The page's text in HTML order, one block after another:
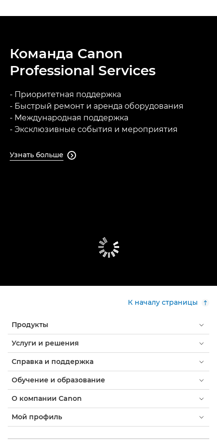
Команда Canon
Professional Services
- Приоритетная поддержка
- Быстрый ремонт и аренда оборудования
- Международная поддержка
- Эксклюзивные события и мероприятия
Узнать больше 
К началу страницы
Продукты
Услуги и решения
Справка и поддержка
Обучение и образование
О компании Canon
Мой профиль